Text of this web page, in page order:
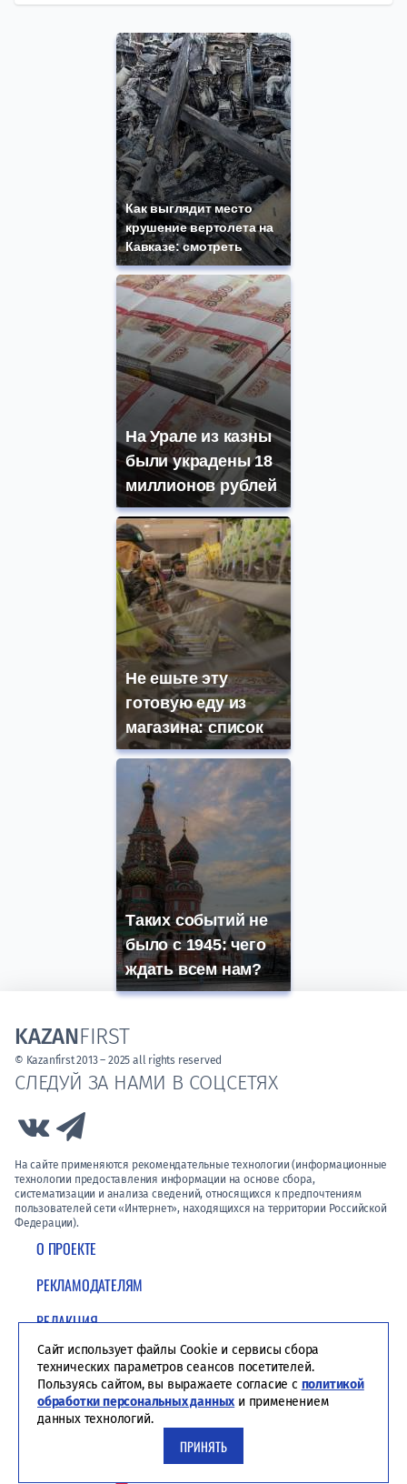
Как выглядит место
крушение вертолета на
Кавказе: смотреть
На Урале из казны
были украдены 18
миллионов рублей
Не ешьте эту
готовую еду из
магазина: список
Таких событий не
было с 1945: чего
ждать всем нам?
О ПРОЕКТЕ
РЕКЛАМОДАТЕЛЯМ
РЕДАКЦИЯ
ПОЛИТИКА КОНФИДЕНЦИАЛЬНОСТИ
СЛЕДУЙ ЗА НАМИ В СОЦСЕТЯХ
Link to Vk
На сайте применяются рекомендательные технологии (информационные
технологии предоставления информации на основе сбора,
систематизации и анализа сведений, относящихся к предпочтениям
пользователей сети «Интернет», находящихся на территории Российской
Федерации).
KAZANFIRST
© Kazanfirst 2013 – 2025 all rights reserved
Сайт использует файлы Cookie и сервисы сбора
технических параметров сеансов посетителей.
Пользуясь сайтом, вы выражаете согласие с политикой
обработки персональных данных и применением
данных технологий.
ПРИНЯТЬ